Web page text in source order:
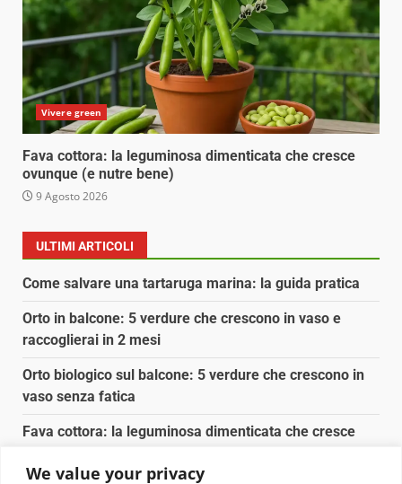
We value your privacy
Vivere green
Fava cottora: la leguminosa dimenticata che cresce
ovunque (e nutre bene)
9 Agosto 2026
ULTIMI ARTICOLI
Come salvare una tartaruga marina: la guida pratica
Orto in balcone: 5 verdure che crescono in vaso e
raccoglierai in 2 mesi
Orto biologico sul balcone: 5 verdure che crescono in
vaso senza fatica
Fava cottora: la leguminosa dimenticata che cresce